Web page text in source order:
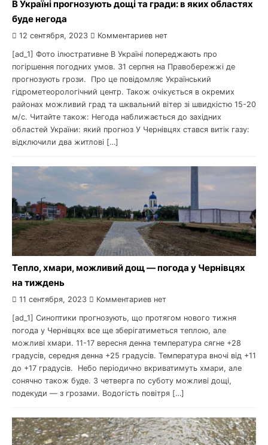
В Україні прогнозують дощі та гради: в яких областях
буде негода
12 сентября, 2023 Комментариев нет
[ad_1] Фото ілюстративне В Україні попереджають про
погіршення погодних умов. 31 серпня на Правобережжі де
прогнозують грози. Про це повідомляє Український
гідрометеорологічний центр. Також очікується в окремих
районах можливий град та шквальний вітер зі швидкістю 15-20
м/с. Читайте також: Негода наближається до західних
областей України: який прогноз У Чернівцях стався витік газу:
відключили два житлові […]
Тепло, хмари, можливий дощ — погода у Чернівцях
на тиждень
11 сентября, 2023 Комментариев нет
[ad_1] Синоптики прогнозують, що протягом нового тижня
погода у Чернівцях все ще зберігатиметься теплою, але
можливі хмари. 11-17 вересня денна температура сягне +28
градусів, середня денна +25 градусів. Температура вночі від +11
до +17 градусів. Небо періодично вкриватимуть хмари, але
сонячно також буде. З четверга по суботу можливі дощі,
подекуди — з грозами. Водогість повітря […]